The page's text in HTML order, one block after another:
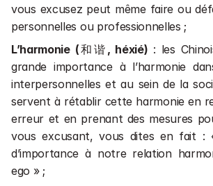
vous excusez peut même faire ou
personnelles ou professionnelles ;
L’harmonie (和谐 , héxié) : les
grande importance à l’harmonie
interpersonnelles et au sein de la
servent à rétablir cette harmonie en
erreur et en prenant des mesures
vous excusant, vous dites en fait :
d’importance à notre relation
ego » ;